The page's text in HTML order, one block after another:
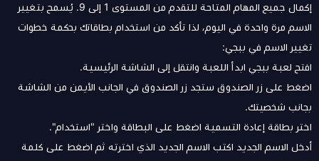
إكمال جميع المهام المتاحة للتقدم من المستوى 1 إلى 9. يُسمح بتغيير
الاسم مرة واحدة في اليوم، لذا تأكد من استخدام بطاقاتك بحكمة خطوات
تغيير الاسم في ببجي:
افتح لعبة ببجي ابدأ اللعبة وانتقل إلى الشاشة الرئيسية.
اضغط على زر الصندوق ستجد زر الصندوق في الجانب الأيمن من الشاشة
بجانب شخصيتك.
اختر بطاقة إعادة التسمية اضغط على البطاقة واختر "استخدام".
أدخل الاسم الجديد اكتب الاسم الجديد الذي اخترته ثم اضغط على كلمة